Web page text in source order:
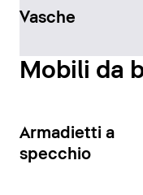
Vasche
Mobili da
Armadietti a
specchio